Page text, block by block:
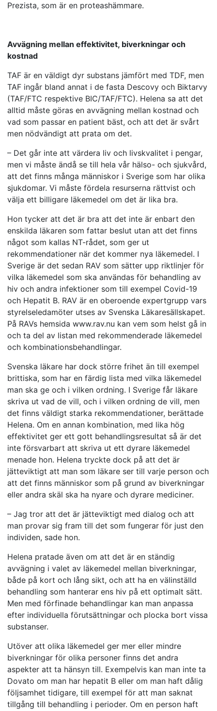
Prezista, som är en proteashämmare.
Avvägning mellan effektivitet, biverkningar och
kostnad
TAF är en väldigt dyr substans jämfört med TDF, men
TAF ingår bland annat i de fasta Descovy och Biktarvy
(TAF/FTC respektive BIC/TAF/FTC). Helena sa att det
alltid måste göras en avvägning mellan kostnad och
vad som passar en patient bäst, och att det är svårt
men nödvändigt att prata om det.
– Det går inte att värdera liv och livskvalitet i pengar,
men vi måste ändå se till hela vår hälso- och sjukvård,
att det finns många människor i Sverige som har olika
sjukdomar. Vi måste fördela resurserna rättvist och
välja ett billigare läkemedel om det är lika bra.
Hon tycker att det är bra att det inte är enbart den
enskilda läkaren som fattar beslut utan att det finns
något som kallas NT-rådet, som ger ut
rekommendationer när det kommer nya läkemedel. I
Sverige är det sedan RAV som sätter upp riktlinjer för
vilka läkemedel som ska användas för behandling av
hiv och andra infektioner som till exempel Covid-19
och Hepatit B. RAV är en oberoende expertgrupp vars
styrelseledamöter utses av Svenska Läkaresällskapet.
På RAVs hemsida www.rav.nu kan vem som helst gå in
och ta del av listan med rekommenderade läkemedel
och kombinationsbehandlingar.
Svenska läkare har dock större frihet än till exempel
brittiska, som har en färdig lista med vilka läkemedel
man ska ge och i vilken ordning. I Sverige får läkare
skriva ut vad de vill, och i vilken ordning de vill, men
det finns väldigt starka rekommendationer, berättade
Helena. Om en annan kombination, med lika hög
effektivitet ger ett gott behandlingsresultat så är det
inte försvarbart att skriva ut ett dyrare läkemedel
menade hon. Helena tryckte dock på att det är
jätteviktigt att man som läkare ser till varje person och
att det finns människor som på grund av biverkningar
eller andra skäl ska ha nyare och dyrare mediciner.
– Jag tror att det är jätteviktigt med dialog och att
man provar sig fram till det som fungerar för just den
individen, sade hon.
Helena pratade även om att det är en ständig
avvägning i valet av läkemedel mellan biverkningar,
både på kort och lång sikt, och att ha en välinställd
behandling som hanterar ens hiv på ett optimalt sätt.
Men med förfinade behandlingar kan man anpassa
efter individuella förutsättningar och plocka bort vissa
substanser.
Utöver att olika läkemedel ger mer eller mindre
biverkningar för olika personer finns det andra
aspekter att ta hänsyn till. Exempelvis kan man inte ta
Dovato om man har hepatit B eller om man haft dålig
följsamhet tidigare, till exempel för att man saknat
tillgång till behandling i perioder. Om en person haft